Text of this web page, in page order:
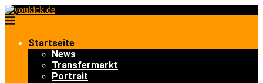
Startseite
News
Transfermarkt
Portrait